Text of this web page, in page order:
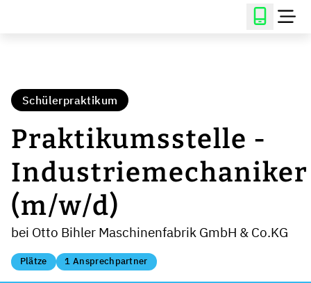
Schülerpraktikum
Praktikumsstelle -
Industriemechaniker
(m/w/d)
bei Otto Bihler Maschinenfabrik GmbH & Co.KG
Plätze 1 Ansprechpartner